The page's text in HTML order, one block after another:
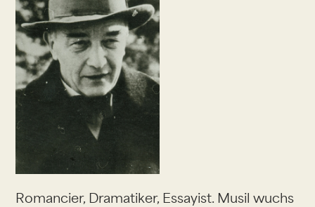
Romancier, Dramatiker, Essayist. Musil wuchs